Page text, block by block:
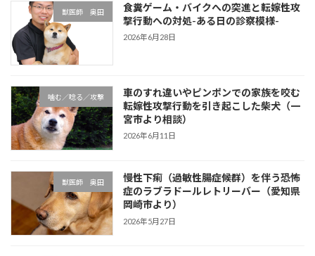
獣医師 奥田
食糞ゲーム・バイクへの突進と転嫁性攻
撃行動への対処-ある日の診察模様-
2026年6月28日
噛む／唸る／攻撃
車のすれ違いやピンポンでの家族を咬む
転嫁性攻撃行動を引き起こした柴犬（一
宮市より相談）
2026年6月11日
獣医師 奥田
慢性下痢（過敏性腸症候群）を伴う恐怖
症のラブラドールレトリーバー（愛知県
岡崎市より）
2026年5月27日